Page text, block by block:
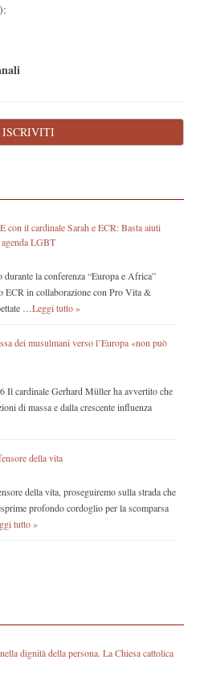
con il cardinale Sarah e ECR: Basta aiuti
LGBT
la conferenza “Europa e Africa”
ECR in collaborazione con Pro Vita &
… Leggi tutto »
dei musulmani verso l’Europa «non può
Il cardinale Gerhard Müller ha avvertito che
di massa e dalla crescente influenza
della vita
della vita, proseguiremo sulla strada che
profondo cordoglio per la scomparsa
tutto »
dignità della persona. La Chiesa cattolica